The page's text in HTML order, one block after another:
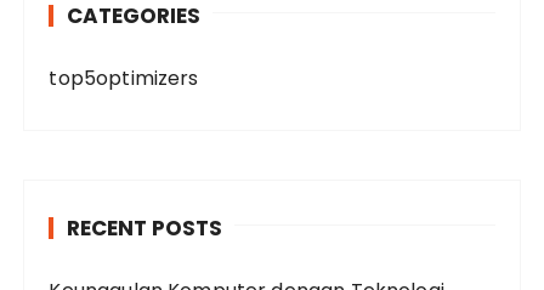
CATEGORIES
top5optimizers
RECENT POSTS